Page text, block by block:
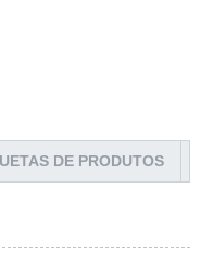
DE PRODUTOS